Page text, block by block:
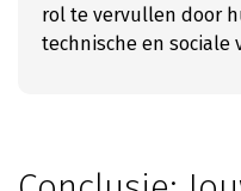
rol te vervullen door
technische en sociale